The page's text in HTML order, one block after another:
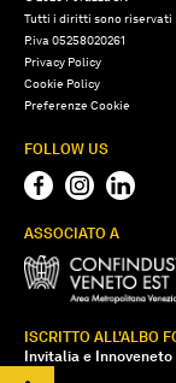
Tutti i diritti sono riservati
P.iva 05258020261
Privacy Policy
Cookie Policy
Preferenze Cookie
FOLLOW US
ASSOCIATO A
ISCRITTO ALL'ALBO
Invitalia e Innoveneto